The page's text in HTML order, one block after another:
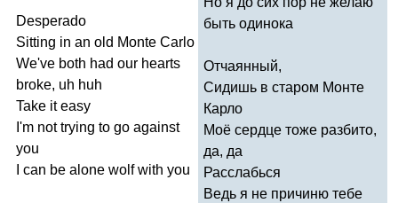
Desperado
Sitting in an old Monte Carlo
We've both had our hearts
broke, uh huh
Take it easy
I'm not trying to go against
you
can be alone wolf with you
быть одинока
Отчаянный,
Сидишь в старом Монте
Карло
Моё сердце тоже разбито,
да, да
Расслабься
Ведь я не причиню тебе